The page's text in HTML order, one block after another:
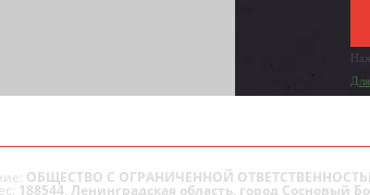
ОБЩЕСТВО С ОГРАНИЧЕННОЙ
188544, Ленинградская область, город Сосновый